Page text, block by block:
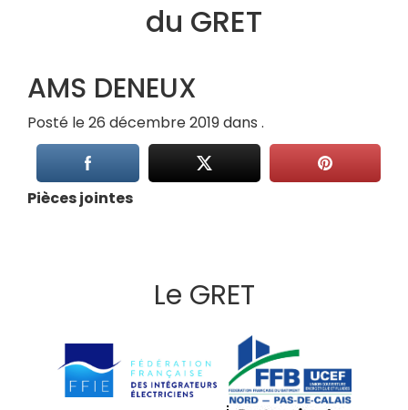
du GRET
AMS DENEUX
Posté le 26 décembre 2019 dans .
Pièces jointes
Le GRET